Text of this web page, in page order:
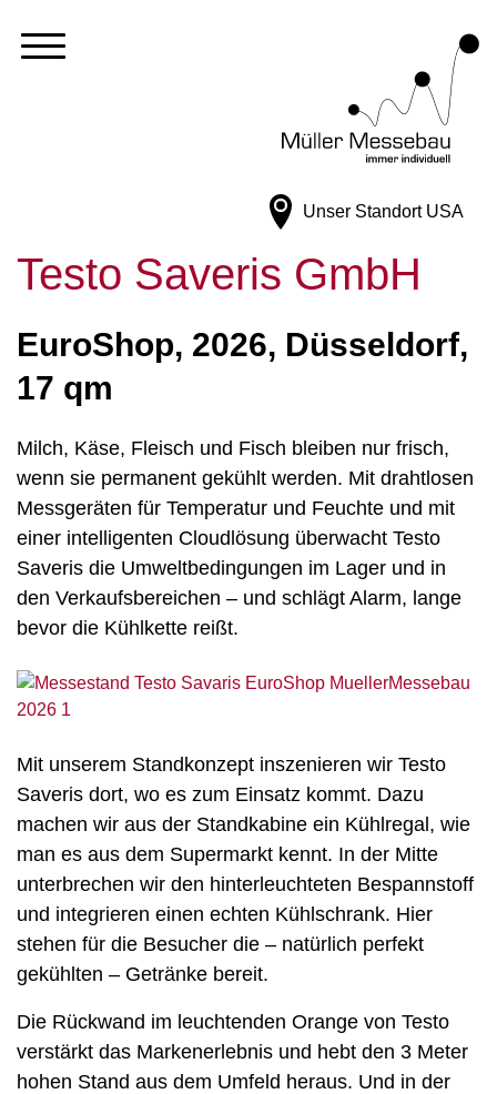
Unser Standort USA
Testo Saveris GmbH
EuroShop, 2026, Düsseldorf,
17 qm
Milch, Käse, Fleisch und Fisch bleiben nur frisch,
wenn sie permanent gekühlt werden. Mit drahtlosen
Messgeräten für Temperatur und Feuchte und mit
einer intelligenten Cloudlösung überwacht Testo
Saveris die Umweltbedingungen im Lager und in
den Verkaufsbereichen – und schlägt Alarm, lange
bevor die Kühlkette reißt.
Mit unserem Standkonzept inszenieren wir Testo
Saveris dort, wo es zum Einsatz kommt. Dazu
machen wir aus der Standkabine ein Kühlregal, wie
man es aus dem Supermarkt kennt. In der Mitte
unterbrechen wir den hinterleuchteten Bespannstoff
und integrieren einen echten Kühlschrank. Hier
stehen für die Besucher die – natürlich perfekt
gekühlten – Getränke bereit.
Die Rückwand im leuchtenden Orange von Testo
verstärkt das Markenerlebnis und hebt den 3 Meter
hohen Stand aus dem Umfeld heraus. Und in der